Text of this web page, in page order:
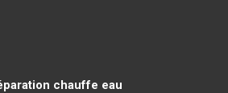
chauffe eau